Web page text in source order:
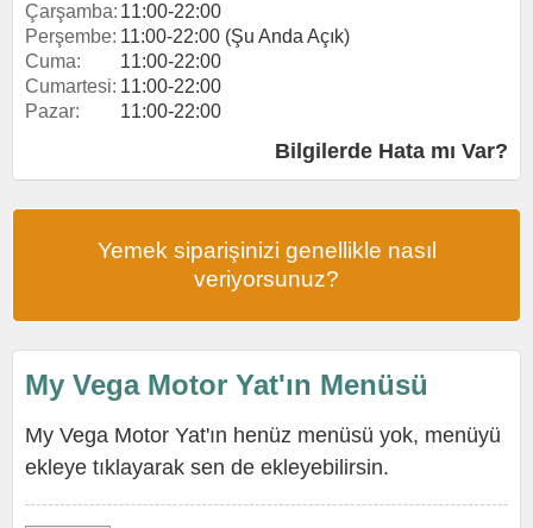
Çarşamba: 11:00-22:00
Perşembe: 11:00-22:00 (Şu Anda Açık)
Cuma:
11:00-22:00
Cumartesi: 11:00-22:00
Pazar:
11:00-22:00
Bilgilerde Hata mı Var?
Yemek siparişinizi genellikle nasıl
veriyorsunuz?
My Vega Motor Yat'ın Menüsü
My Vega Motor Yat'ın henüz menüsü yok, menüyü
ekleye tıklayarak sen de ekleyebilirsin.